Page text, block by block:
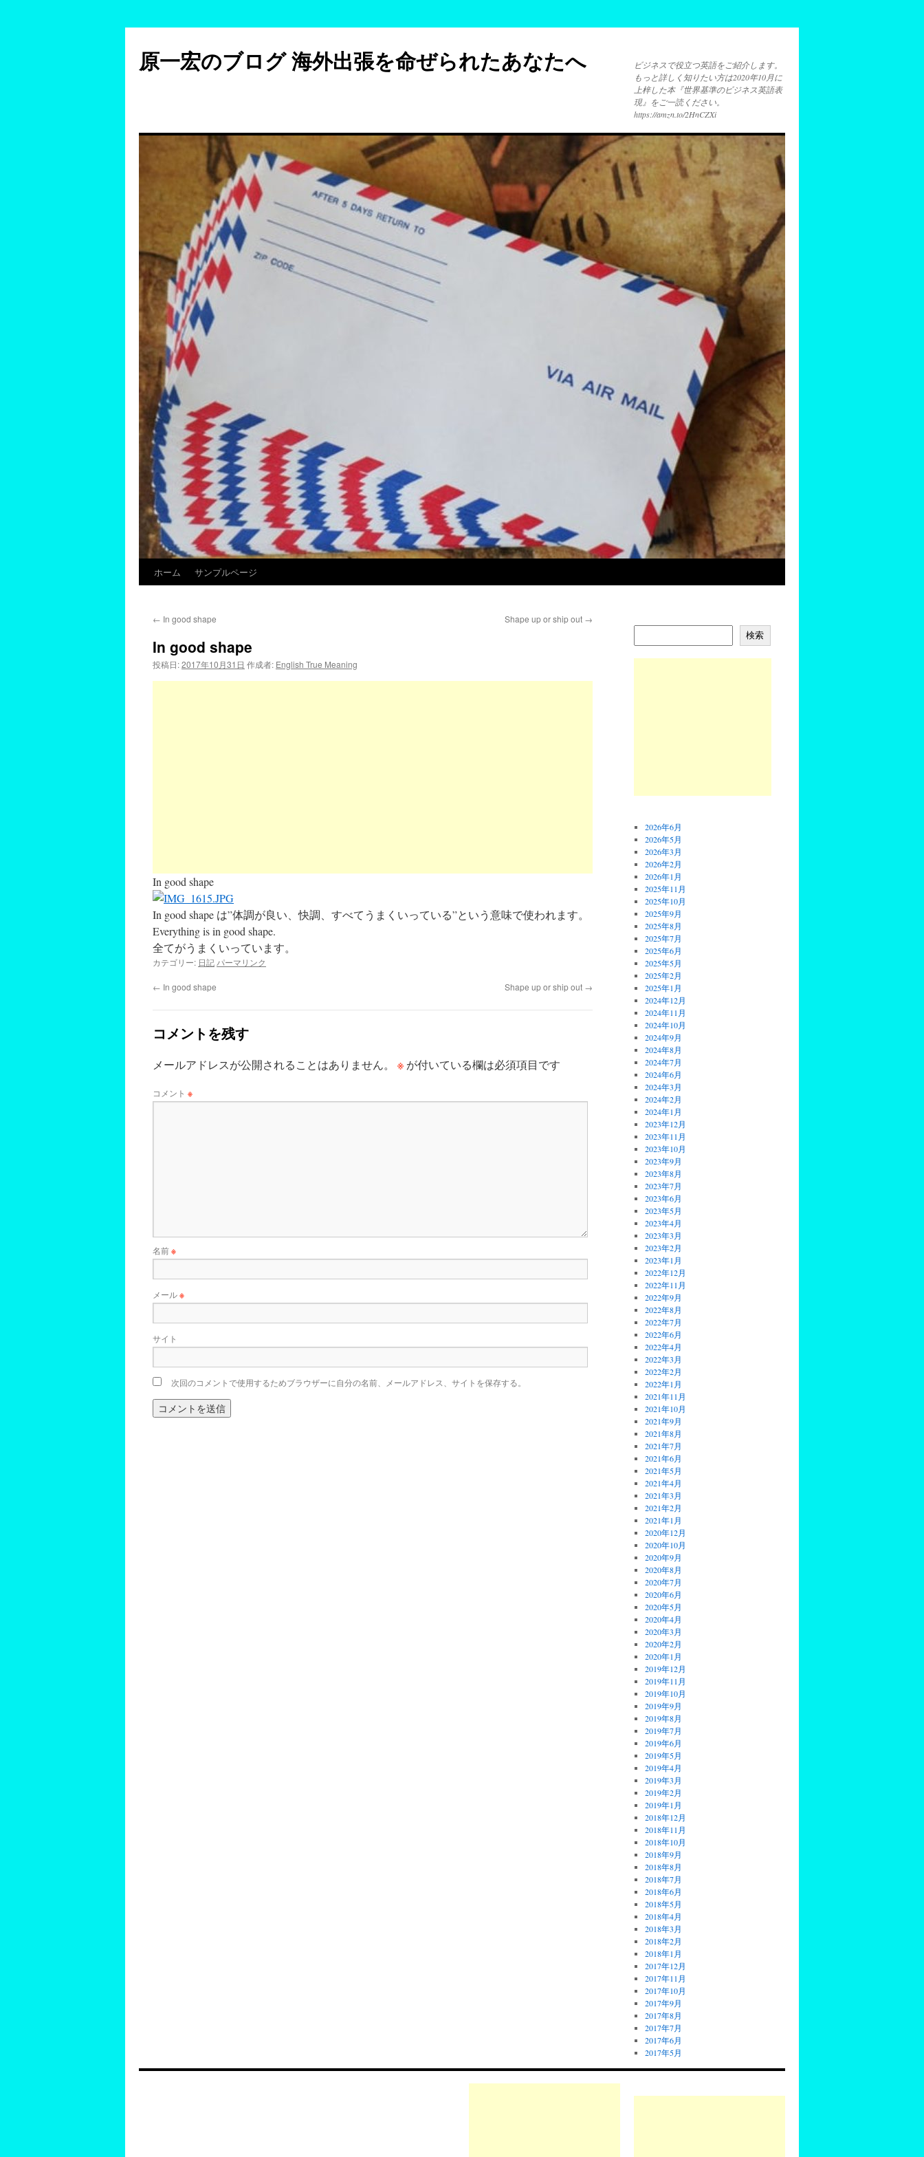
テ
ン
ッ
原一宏のブログ 海外出張を命ぜられたあなたへ
ビジネスで役立つ英語をご紹介します。
もっと詳しく知りたい方は2020年10月に
上梓した本『世界基準のビジネス英語表
現』をご一読ください。
https://amzn.to/2HnCZXi
ホーム サンプルページ
← In good shape Shape up or ship out →
In good shape
投稿日:2017年10月31日 作成者: English True Meaning
In good shape
In good shape は”体調が良い、快調、すべてうまくいっている”という意味で使われます。
Everything is in good shape.
全てがうまくいっています。
カテゴリー: 日記 パーマリンク
← In good shape Shape up or ship out →
コメントを残す
メールアドレスが公開されることはありません。 ※ が付いている欄は必須項目です
コメント ※
名前※
メール※
サイト
次回のコメントで使用するためブラウザーに自分の名前、メールアドレス、サイトを保存する。
検索
2026年6月
2026年5月
2026年3月
2026年2月
2026年1月
2025年11月
2025年10月
2025年9月
2025年8月
2025年7月
2025年6月
2025年5月
2025年2月
2025年1月
2024年12月
2024年11月
2024年10月
2024年9月
2024年8月
2024年7月
2024年6月
2024年3月
2024年2月
2024年1月
2023年12月
2023年11月
2023年10月
2023年9月
2023年8月
2023年7月
2023年6月
2023年5月
2023年4月
2023年3月
2023年2月
2023年1月
2022年12月
2022年11月
2022年9月
2022年8月
2022年7月
2022年6月
2022年4月
2022年3月
2022年2月
2022年1月
2021年11月
2021年10月
2021年9月
2021年8月
2021年7月
2021年6月
2021年5月
2021年4月
2021年3月
2021年2月
2021年1月
2020年12月
2020年10月
2020年9月
2020年8月
2020年7月
2020年6月
2020年5月
2020年4月
2020年3月
2020年2月
2020年1月
2019年12月
2019年11月
2019年10月
2019年9月
2019年8月
2019年7月
2019年6月
2019年5月
2019年4月
2019年3月
2019年2月
2019年1月
2018年12月
2018年11月
2018年10月
2018年9月
2018年8月
2018年7月
2018年6月
2018年5月
2018年4月
2018年3月
2018年2月
2018年1月
2017年12月
2017年11月
2017年10月
2017年9月
2017年8月
2017年7月
2017年6月
2017年5月